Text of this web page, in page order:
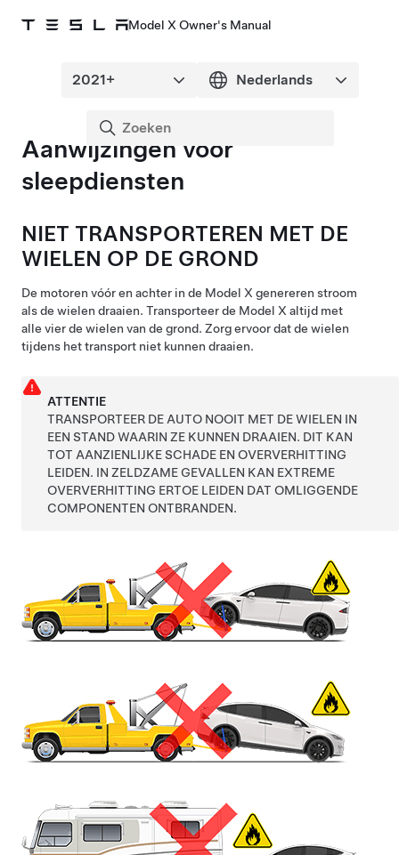
Model X Owner's Manual
Aanwijzingen voor
sleepdiensten
NIET TRANSPORTEREN MET DE
WIELEN OP DE GROND
De motoren vóór en achter in de Model X genereren stroom
als de wielen draaien. Transporteer de Model X altijd met
alle vier de wielen van de grond. Zorg ervoor dat de wielen
tijdens het transport niet kunnen draaien.
ATTENTIE
TRANSPORTEER DE AUTO NOOIT MET DE WIELEN IN
EEN STAND WAARIN ZE KUNNEN DRAAIEN. DIT KAN
TOT AANZIENLIJKE SCHADE EN OVERVERHITTING
LEIDEN. IN ZELDZAME GEVALLEN KAN EXTREME
OVERVERHITTING ERTOE LEIDEN DAT OMLIGGENDE
COMPONENTEN ONTBRANDEN.